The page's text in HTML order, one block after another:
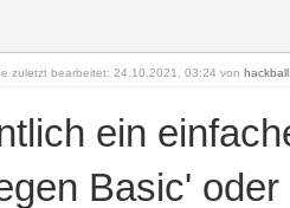
zuletzt bearbeitet: 24.10.2021, 03:24 von hackball
ein
Basic' oder